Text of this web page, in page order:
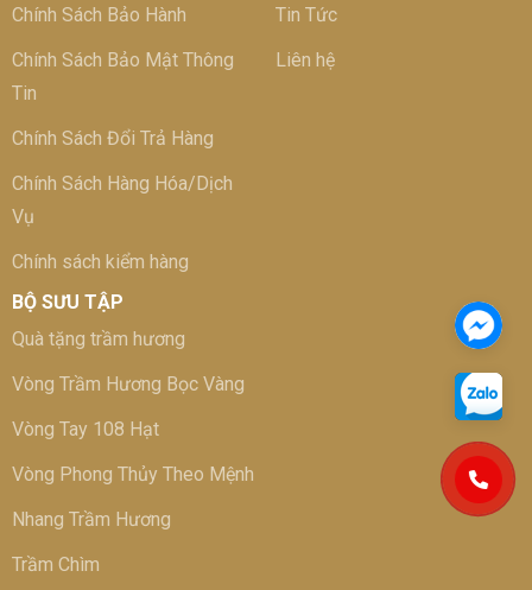
Chính Sách Bảo Hành
Chính Sách Bảo Mật Thông
Tin
Chính Sách Đổi Trả Hàng
Chính Sách Hàng Hóa/Dịch
Vụ
Chính sách kiểm hàng
Tin Tức
Liên hệ
BỘ SƯU TẬP
Quà tặng trầm hương
Vòng Trầm Hương Bọc Vàng
Vòng Tay 108 Hạt
Vòng Phong Thủy Theo Mệnh
Nhang Trầm Hương
Trầm Chìm